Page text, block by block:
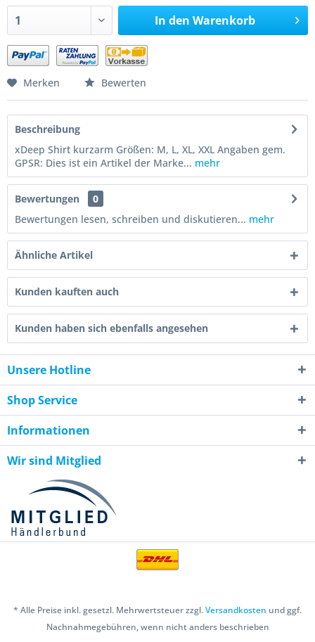
In den Warenkorb
Merken Bewerten
Beschreibung
xDeep Shirt kurzarm Größen: M, L, XL, XXL Angaben gem.
GPSR: Dies ist ein Artikel der Marke... mehr
Bewertungen
0
Bewertungen lesen, schreiben und diskutieren... mehr
Ähnliche Artikel
Kunden kauften auch
Kunden haben sich ebenfalls angesehen
Unsere Hotline
Shop Service
Informationen
Wir sind Mitglied
* Alle Preise inkl. gesetzl. Mehrwertsteuer zzgl.Versandkosten und ggf.
Nachnahmegebühren, wenn nicht anders beschrieben